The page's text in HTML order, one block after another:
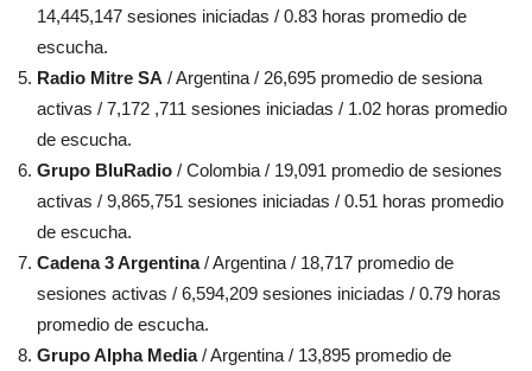
14,445,147 sesiones iniciadas / 0.83 horas promedio de
escucha.
Radio Mitre SA / Argentina / 26,695 promedio de sesiona
activas / 7,172 ,711 sesiones iniciadas / 1.02 horas promedio
de escucha.
Grupo BluRadio / Colombia / 19,091 promedio de sesiones
activas / 9,865,751 sesiones iniciadas / 0.51 horas promedio
de escucha.
Cadena 3 Argentina/ Argentina / 18,717 promedio de
sesiones activas / 6,594,209 sesiones iniciadas / 0.79 horas
promedio de escucha.
Grupo Alpha Media/ Argentina / 13,895 promedio de